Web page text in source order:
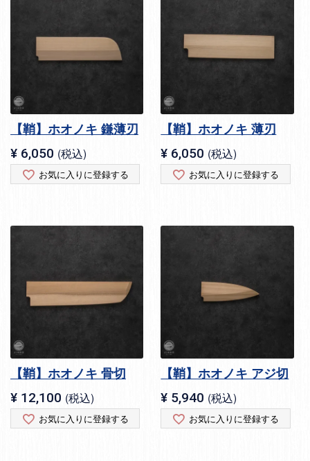
【鞘】ホオノキ 鎌薄刃
¥ 6,050 税込
お気に入りに登録する
【鞘】ホオノキ 薄刃
¥ 6,050 税込
お気に入りに登録する
【鞘】ホオノキ 骨切
¥ 12,100 税込
お気に入りに登録する
【鞘】ホオノキ アジ切
¥ 5,940 税込
お気に入りに登録する